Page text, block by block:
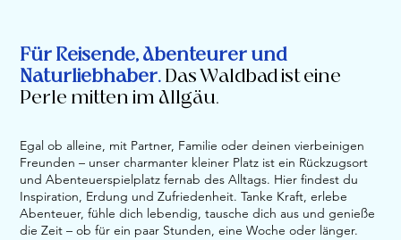
Für Reisende, Abenteurer und
Naturliebhaber.Das Waldbad ist eine
Perle mitten im Allgäu.
Egal ob alleine, mit Partner, Familie oder deinen vierbeinigen
Freunden – unser charmanter kleiner Platz ist ein Rückzugsort
und Abenteuerspielplatz fernab des Alltags. Hier findest du
Inspiration, Erdung und Zufriedenheit. Tanke Kraft, erlebe
Abenteuer, fühle dich lebendig, tausche dich aus und genieße
die Zeit – ob für ein paar Stunden, eine Woche oder länger.